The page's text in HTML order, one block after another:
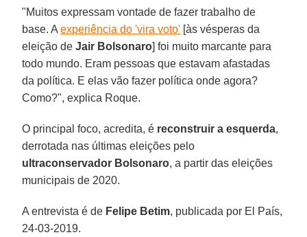
"Muitos expressam vontade de fazer trabalho de
base. Aexperiência do 'vira voto' [às vésperas da
eleição deJair Bolsonaro] foi muito marcante para
todo mundo. Eram pessoas que estavam afastadas
da política. E elas vão fazer política onde agora?
Como?", explica Roque.
O principal foco, acredita, é reconstruir a esquerda,
derrotada nas últimas eleições pelo
ultraconservador Bolsonaro, a partir das eleições
municipais de 2020.
A entrevista é de Felipe Betim, publicada por El País,
24-03-2019.